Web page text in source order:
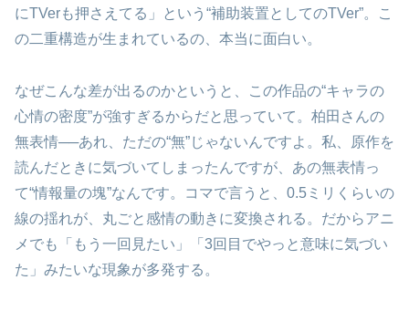
にTVerも押さえてる」という“補助装置としてのTVer”。こ
の二重構造が生まれているの、本当に面白い。
なぜこんな差が出るのかというと、この作品の“キャラの
心情の密度”が強すぎるからだと思っていて。柏田さんの
無表情──あれ、ただの“無”じゃないんですよ。私、原作を
読んだときに気づいてしまったんですが、あの無表情っ
て“情報量の塊”なんです。コマで言うと、0.5ミリくらいの
線の揺れが、丸ごと感情の動きに変換される。だからアニ
メでも「もう一回見たい」「3回目でやっと意味に気づい
た」みたいな現象が多発する。